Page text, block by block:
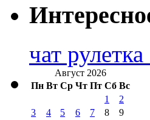
чат
Август 2026
Пн Вт Ср Чт Пт Сб Вс
1
2
3
4 5 6 7 8
9